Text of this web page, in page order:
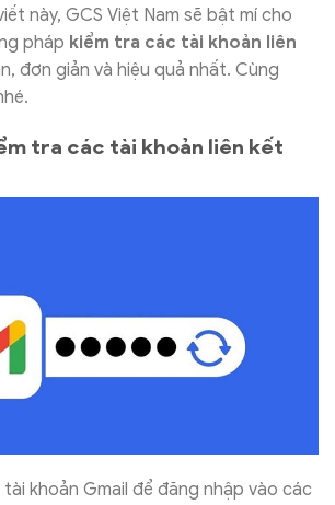
này, GCS Việt Nam sẽ bật mí cho
pháp kiểm tra các tài khoản liên
đơn giản và hiệu quả nhất. Cùng
tra các tài khoản liên kết
khoản Gmail để đăng nhập vào các